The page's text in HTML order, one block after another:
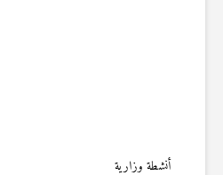
أنشطة وزارية